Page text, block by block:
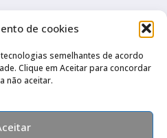
de cookies
semelhantes de acordo
Clique em Aceitar para concordar
não aceitar.